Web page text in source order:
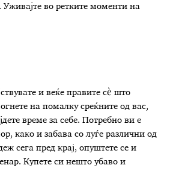
во ретките моменти на
и веќе правите сè што
на помалку среќните од вас,
време за себе. Потребно ви е
како и забава со луѓе различни од
сега пред крај, опуштете се и
Купете си нешто убаво и